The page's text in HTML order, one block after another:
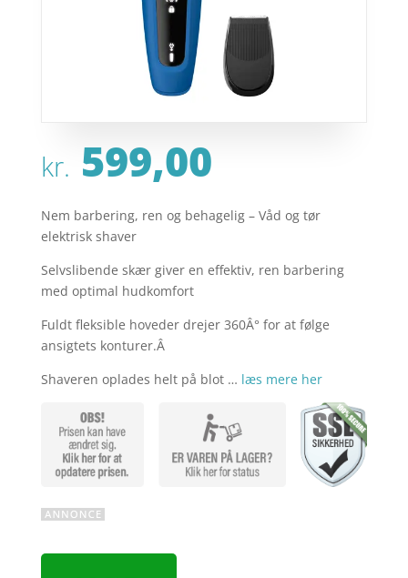
kr. 599,00
Nem barbering, ren og behagelig – Våd og tør
elektrisk shaver
Selvslibende skær giver en effektiv, ren barbering
med optimal hudkomfort
Fuldt fleksible hoveder drejer 360Â° for at følge
ansigtets konturer.Â
Shaveren oplades helt på blot … læs mere her